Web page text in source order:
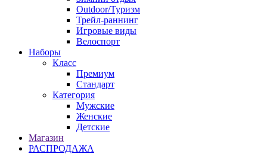
Outdoor/Туризм
Трейл-раннинг
Игровые виды
Велоспорт
Наборы
Класс
Премиум
Стандарт
Категория
Мужские
Женские
Детские
Магазин
РАСПРОДАЖА